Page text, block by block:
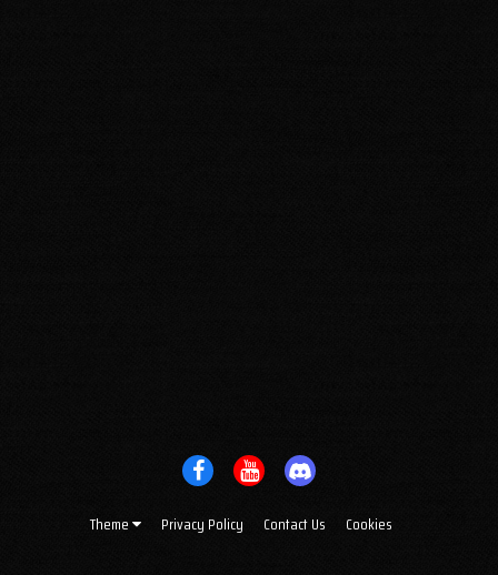
Theme Privacy Policy Contact Us Cookies